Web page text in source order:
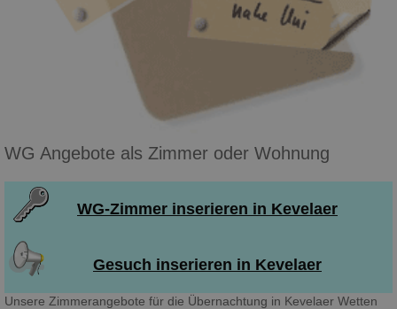
WG Angebote als Zimmer oder Wohnung
WG-Zimmer inserieren in Kevelaer
Gesuch inserieren in Kevelaer
Unsere Zimmerangebote für die Übernachtung in Kevelaer Wetten